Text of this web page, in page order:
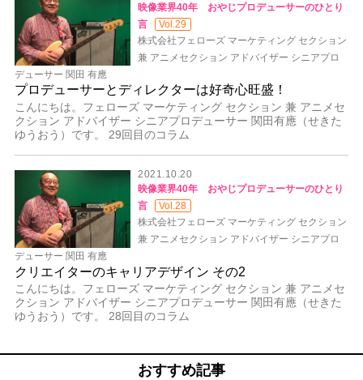
映像業界40年 おやじプロデューサーのひとり
言
Vol.29
株式会社フェローズ マーケティング セクション
兼 アニメセクション アドバイザー シニアプロ
デューサー 関田 有應
プロデューサーとディレクターは好奇心旺盛！
こんにちは。フェローズ マーケティング セクション 兼 アニメセ
クション アドバイザー シニアプロデューサー 関田有應（せきた
ゆうおう）です。 29回目のコラム
2021.10.20
映像業界40年 おやじプロデューサーのひとり
言
Vol.28
株式会社フェローズ マーケティング セクション
兼 アニメセクション アドバイザー シニアプロ
デューサー 関田 有應
クリエイターのキャリアデザイン その2
こんにちは。フェローズ マーケティング セクション 兼 アニメセ
クション アドバイザー シニアプロデューサー 関田有應（せきた
ゆうおう）です。 28回目のコラム
おすすめ記事